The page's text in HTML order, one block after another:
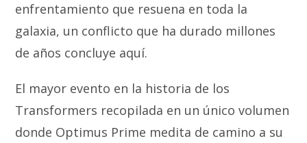
enfrentamiento que resuena en toda la
galaxia, un conflicto que ha durado millones
de años concluye aquí.
El mayor evento en la historia de los
Transformers recopilada en un único volumen
donde Optimus Prime medita de camino a su